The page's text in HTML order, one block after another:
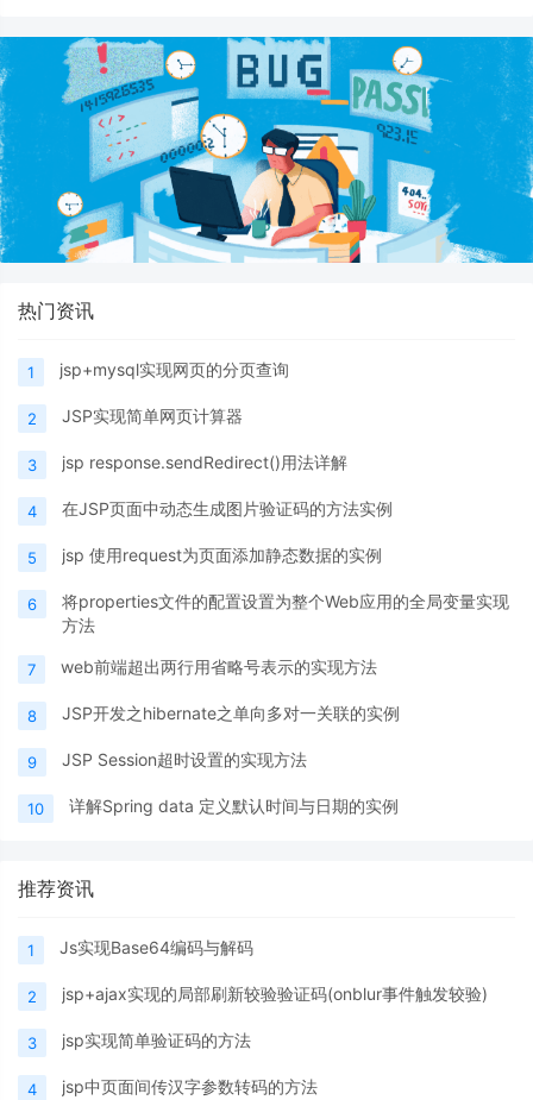
热门资讯
1 jsp+mysql实现网页的分页查询
2 JSP实现简单网页计算器
3 jsp response.sendRedirect()用法详解
4 在JSP页面中动态生成图片验证码的方法实例
5 jsp 使用request为页面添加静态数据的实例
6
将properties文件的配置设置为整个Web应用的全局变量实现
方法
7 web前端超出两行用省略号表示的实现方法
8 JSP开发之hibernate之单向多对一关联的实例
9 JSP Session超时设置的实现方法
10 详解Spring data 定义默认时间与日期的实例
推荐资讯
1 Js实现Base64编码与解码
2 jsp+ajax实现的局部刷新较验验证码(onblur事件触发较验)
3 jsp实现简单验证码的方法
4 jsp中页面间传汉字参数转码的方法